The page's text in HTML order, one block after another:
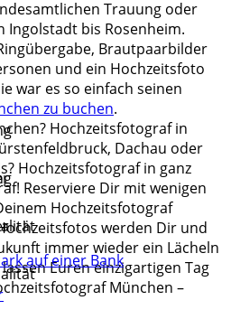
Trauung oder
Ingolstadt bis Rosenheim.
Brautpaarbilder
und ein Hochzeitsfoto
war es so einfach seinen
zu buchen.
Hochzeitsfotograf in
Dachau oder
Hochzeitsfotograf in ganz
Reserviere Dir mit wenigen
Hochzeitsfotograf
werden Dir und
immer wieder ein Lächeln
Euren einzigartigen Tag
München –